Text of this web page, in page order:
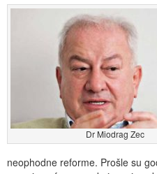
Dr Miodrag Zec
neophodne reforme. Prošle su